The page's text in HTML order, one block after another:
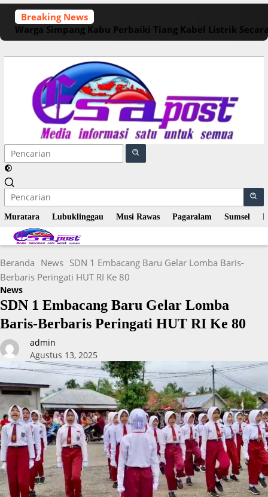
Langsung
konten
Breaking News
Warga Simpang Kabu Perbaiki Tiang Kabel Listrik
Muratara Lubuklinggau Musi Rawas Pagaralam Sumsel
Beranda News SDN 1 Embacang Baru Gelar Lomba Baris-
Berbaris Peringati HUT RI Ke 80
News
SDN 1 Embacang Baru Gelar Lomba
Baris-Berbaris Peringati HUT RI Ke 80
admin
Agustus 13, 2025